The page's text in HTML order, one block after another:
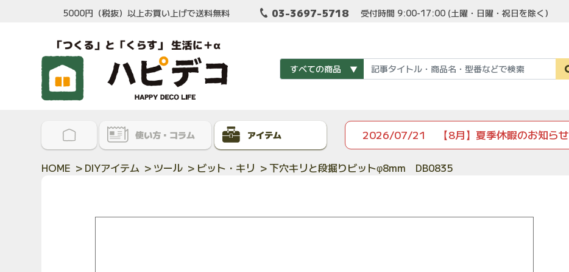
5000円（税抜）以上お買い上げで送料無料 03-3697-5718 受付時間 9:00-17:00 (土曜・日曜・祝日を除く）
使い方・コラム アイテム 2026/07/21 【8月】夏季休暇のお知らせ
HOME > DIYアイテム > ツール > ビット・キリ > 下穴キリと段掘りビットφ8mm DB0835